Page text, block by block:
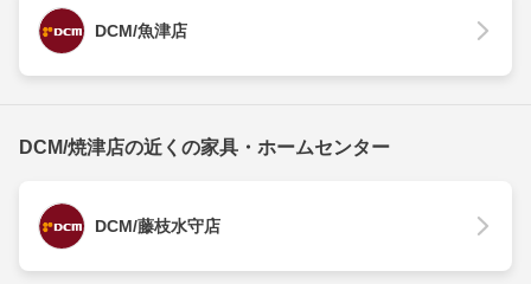
DCM/魚津店
DCM/焼津店の近くの家具・ホームセンター
DCM/藤枝水守店